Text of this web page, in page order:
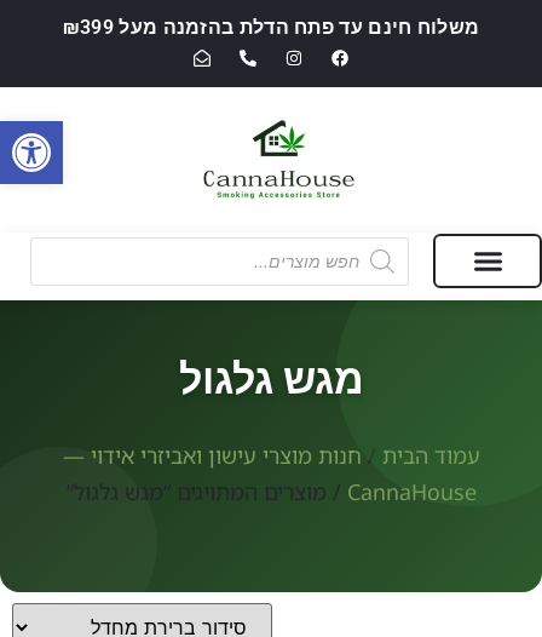
משלוח חינם עד פתח הדלת בהזמנה מעל ₪399
מגש גלגול
עמוד הבית / חנות מוצרי עישון ואביזרי אידוי —
CannaHouse / מוצרים המתויגים “מגש גלגול”
פתח